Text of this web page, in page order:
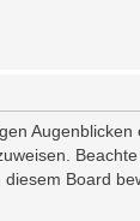
Board